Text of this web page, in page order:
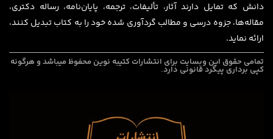
دانش که تمایل دارند آثار، تألیفات، ترجمه، پایان‌نامه، رساله دکتری،
مقاله‌ها، جزوه درسی و مطالب گردآوری شده خود را به کتاب تبدیل کنند،
ارائه نماید.
تمامی حقوق این وبسایت برای انتشارات کتیبه نوین محفوظ میباشد و هرگونه
کپی برداری پیگرد قانونی دارد.